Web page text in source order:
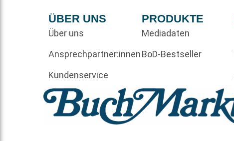
ÜBER UNS
Über uns
Ansprechpartner:innen
Kundenservice
PRODUKTE
Mediadaten
BoD-Bestseller